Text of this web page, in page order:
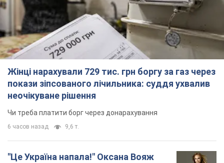
Жінці нарахували 729 тис. грн боргу за газ через
покази зіпсованого лічильника: суддя ухвалив
неочікуване рішення
Чи треба платити борг через донарахування
6 часов назад 9,6 т.
"Це Україна напала!" Оксана Вояж